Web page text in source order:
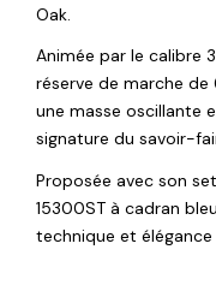
Oak.
Animée par le calibre
réserve de marche de
une masse oscillante
signature du savoir-
Proposée avec son
15300ST à cadran
technique et